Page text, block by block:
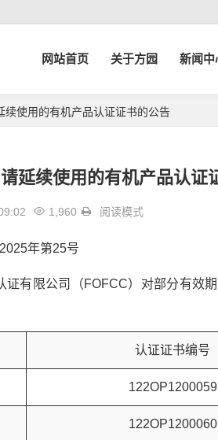
网站首页 关于方园 新闻中
续使用的有机产品认证证书的公告
延续使用的有机产品认证
1,960 阅读模式
2025年第25号
有限公司（FOFCC）对部分有效
认证证书编号
122OP1200059
122OP1200060